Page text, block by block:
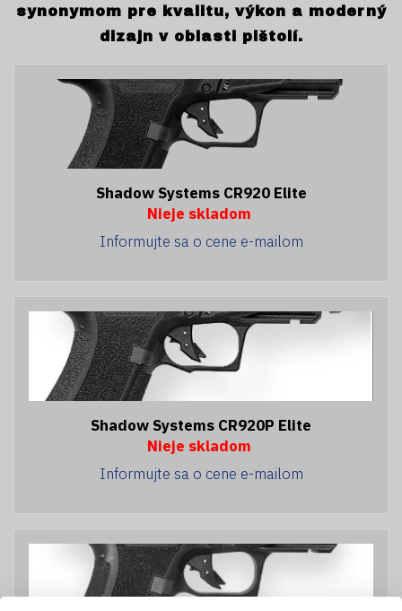
synonymom pre kvalitu, výkon a moderný
dizajn v oblasti pištolí.
Shadow Systems CR920 Elite
Nieje skladom
Informujte sa o cene e-mailom
Shadow Systems CR920P Elite
Nieje skladom
Informujte sa o cene e-mailom